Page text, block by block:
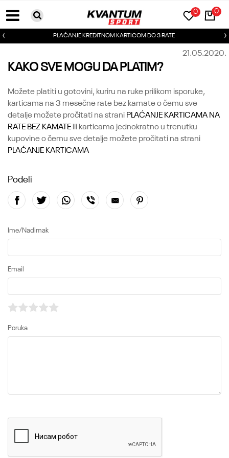
0
0
PLAĆANJE KREDITNOM KARTICOM DO 3 RATE
21.05.2020.
KAKO SVE MOGU DA PLATIM?
Možete platiti u gotovini, kuriru na ruke prilikom isporuke,
karticama na 3 mesečne rate bez kamate o čemu sve
detalje možete pročitati na straniPLAĆANJE KARTICAMA NA
RATE BEZ KAMATEili karticama jednokratno u trenutku
kupovine o čemu sve detalje možete pročitati na strani
PLAĆANJE KARTICAMA
Podeli
Ime/Nadimak
Email
Poruka